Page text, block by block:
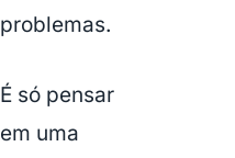
problemas.
É só pensar
em uma